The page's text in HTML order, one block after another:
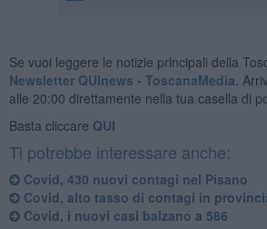
Se vuoi leggere le notizie principali della
Newsletter QUInews - ToscanaMedia.
alle 20:00 direttamente nella tua casella di
Basta cliccare QUI
Ti potrebbe interessare anche:
Covid, 430 nuovi contagi nel Pisano
Covid, alto tasso di contagi in
Covid, i nuovi casi balzano a 586